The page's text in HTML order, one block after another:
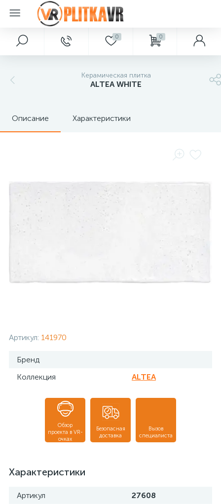
0 0
Керамическая плитка
ALTEA WHITE
Описание Характеристики
Артикул: 141970
Бренд
Коллекция
ALTEA
Обзор
проекта в VR-
очках
Безопасная
доставка
Вызов
специалиста
Характеристики
Артикул
27608